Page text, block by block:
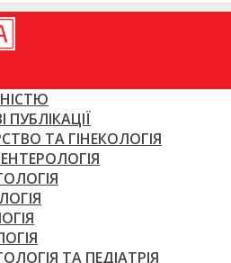
ПУБЛІКАЦІЇ
ТА ГІНЕКОЛОГІЯ
ТА ПЕДІАТРІЯ